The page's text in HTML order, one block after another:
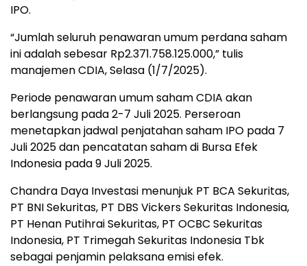
IPO.
“Jumlah seluruh penawaran umum perdana saham
ini adalah sebesar Rp2.371.758.125.000,” tulis
manajemen CDIA, Selasa (1/7/2025).
Periode penawaran umum saham CDIA akan
berlangsung pada 2-7 Juli 2025. Perseroan
menetapkan jadwal penjatahan saham IPO pada 7
Juli 2025 dan pencatatan saham di Bursa Efek
Indonesia pada 9 Juli 2025.
Chandra Daya Investasi menunjuk PT BCA Sekuritas,
PT BNI Sekuritas, PT DBS Vickers Sekuritas Indonesia,
PT Henan Putihrai Sekuritas, PT OCBC Sekuritas
Indonesia, PT Trimegah Sekuritas Indonesia Tbk
sebagai penjamin pelaksana emisi efek.